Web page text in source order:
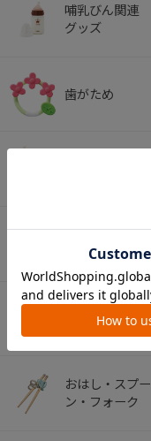
哺乳びん関連
グッズ
歯がため
デイリーケア
グッズ
ベビー食器
おはし・スプー
ン・フォーク